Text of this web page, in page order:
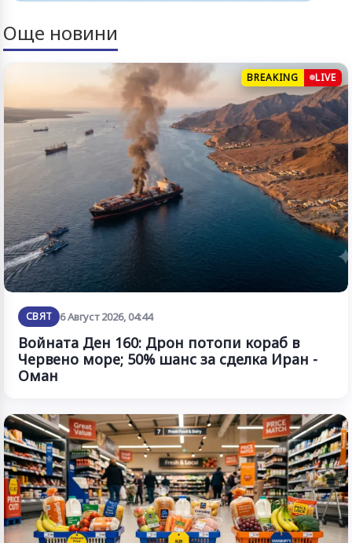
Още новини
BREAKING LIVE
СВЯТ 6 Август 2026, 04:44
Войната Ден 160: Дрон потопи кораб в
Червено море; 50% шанс за сделка Иран -
Оман